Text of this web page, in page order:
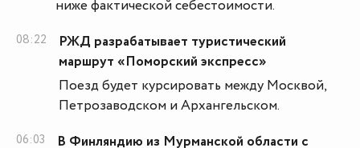
ниже фактической себестоимости.
08:22
РЖД разрабатывает туристический
маршрут «Поморский экспресс»
Поезд будет курсировать между Москвой,
Петрозаводском и Архангельском.
06:03
В Финляндию из Мурманской области с